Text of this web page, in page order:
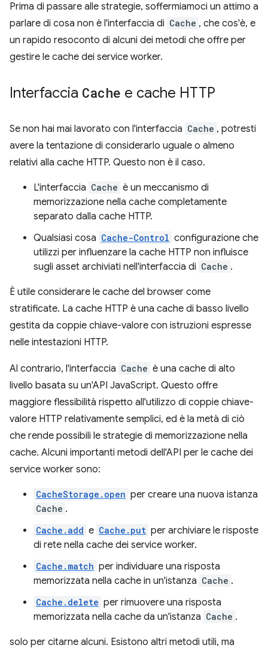
Prima di passare alle strategie, soffermiamoci un attimo a
parlare di cosa non è l'interfaccia di Cache , che cos'è, e
un rapido resoconto di alcuni dei metodi che offre per
gestire le cache dei service worker.
Interfaccia Cache e cache HTTP
Se non hai mai lavorato con l'interfaccia Cache , potresti
avere la tentazione di considerarlo uguale o almeno
relativi alla cache HTTP. Questo non è il caso.
L'interfaccia Cache è un meccanismo di
memorizzazione nella cache completamente
separato dalla cache HTTP.
Qualsiasi cosa Cache-Control configurazione che
utilizzi per influenzare la cache HTTP non influisce
sugli asset archiviati nell'interfaccia di Cache .
È utile considerare le cache del browser come
stratificate. La cache HTTP è una cache di basso livello
gestita da coppie chiave-valore con istruzioni espresse
nelle intestazioni HTTP.
Al contrario, l'interfaccia Cache è una cache di alto
livello basata su un'API JavaScript. Questo offre
maggiore flessibilità rispetto all'utilizzo di coppie chiave-
valore HTTP relativamente semplici, ed è la metà di ciò
che rende possibili le strategie di memorizzazione nella
cache. Alcuni importanti metodi dell'API per le cache dei
service worker sono:
CacheStorage.open per creare una nuova istanza
Cache .
Cache.add e Cache.put per archiviare le risposte
di rete nella cache dei service worker.
Cache.match per individuare una risposta
memorizzata nella cache in un'istanza Cache .
Cache.delete per rimuovere una risposta
memorizzata nella cache da un'istanza Cache .
solo per citarne alcuni. Esistono altri metodi utili, ma